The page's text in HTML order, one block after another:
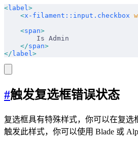
<label>
    <
x-filament::input.checkbox
    <
span>
        Is Admin
    </
span>
</ label>
#触发复选框错误状态
复选框具有特殊样式，你可以在复选
触发此样式，你可以使用 Blade 或